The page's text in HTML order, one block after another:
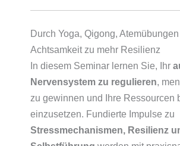
Durch Yoga, Qigong,
Achtsamkeit zu mehr Resilienz
In diesem Seminar lernen Sie, Ihr
Nervensystem zu regulieren,
zu gewinnen und Ihre Ressourcen
einzusetzen. Fundierte Impulse zu
Stressmechanismen, Resilienz